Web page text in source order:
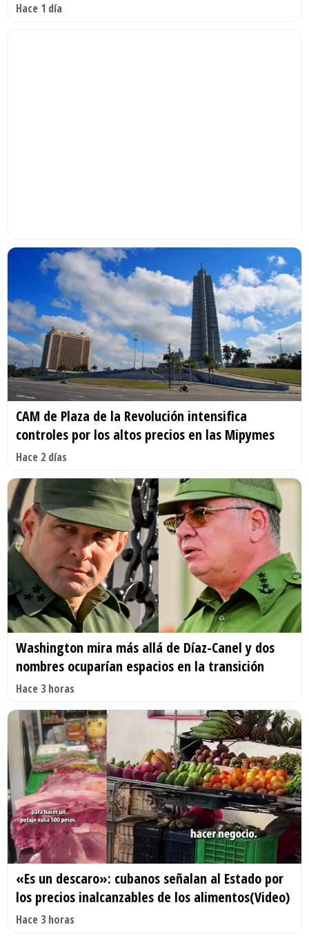
Hace 1 día
CAM de Plaza de la Revolución intensifica
controles por los altos precios en las Mipymes
Hace 2 días
Washington mira más allá de Díaz-Canel y dos
nombres ocuparían espacios en la transición
Hace 3 horas
«Es un descaro»: cubanos señalan al Estado por
los precios inalcanzables de los alimentos(Video)
Hace 3 horas